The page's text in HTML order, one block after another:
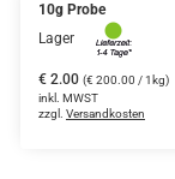
10g Probe
Lager
€ 2.00 (€ 200.00 / 1kg)
inkl. MWST
zzgl. Versandkosten